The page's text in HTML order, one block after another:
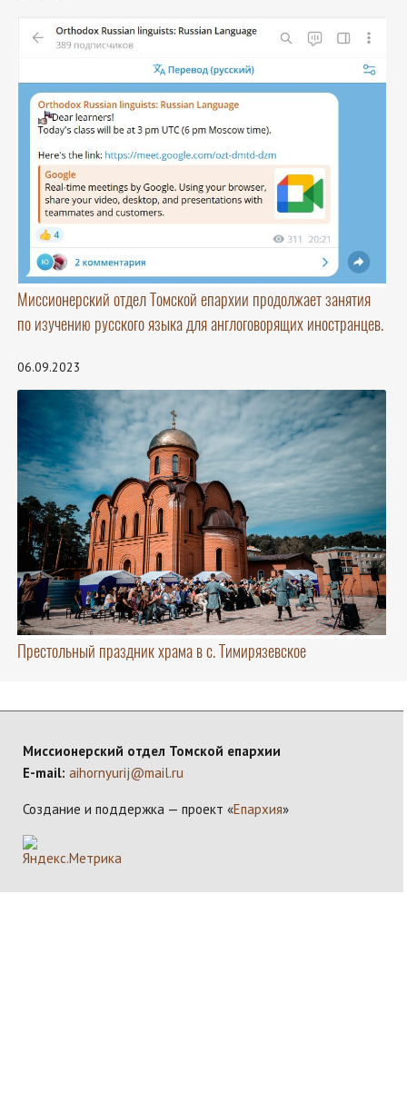
Миссионерский отдел Томской епархии продолжает занятия
по изучению русского языка для англоговорящих иностранцев.
06.09.2023
Престольный праздник храма в с. Тимирязевское
Миссионерский отдел Томской епархии
E-mail: aihornyurij@mail.ru
Создание и поддержка — проект «Епархия»